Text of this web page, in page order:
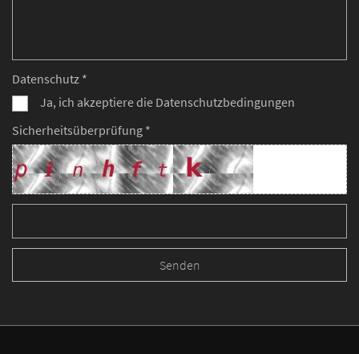
Datenschutz *
Ja, ich akzeptiere die Datenschutzbedingungen
Sicherheitsüberprüfung *